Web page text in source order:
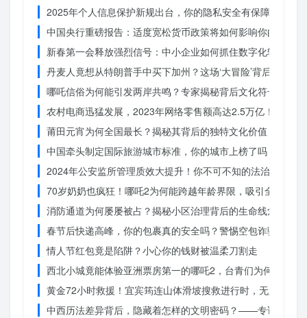
2025年个人信息保护新规出台，你的隐私安全有保障了吗？
中国央行重磅报告：适度宽松货币政策将如何影响你的消费？
新春第一会释放强烈信号：中小企业如何抓住数字化转型的
丹麦人竟想从特朗普手中买下加州？这场‘大冒险’背后藏着什
哪吒信俗为何能引发两岸共鸣？专家揭秘背后文化符号的力量
农村电商迅猛发展，2023年网络零售额高达2.5万亿！你还在
莆田元宵为何全国最长？揭秘其背后的独特文化价值
中国牵头制定国际旅游城市标准，你的城市上榜了吗？
2024年公安监所管理质效大提升！你不可不知的法治文明新
70岁奶奶也疯狂！哪吒2为何能跨越年龄界限，吸引全民观影
消防通道为何屡屡被占？揭秘小区治理背后的生命线危机
春节后快递高峰，你的包裹真的安全吗？警惕空包诈骗
情人节红包竟是陷阱？小心你的钱财被温柔刀割走
西北小城竟能体验亚洲票房第一的哪吒2，台青们为何如此惊
黄金72小时救援！宜宾筠连山体滑坡搜救进行时，无人机遥
中西历法差异背后，隐藏着怎样的文明密码？——专访南京